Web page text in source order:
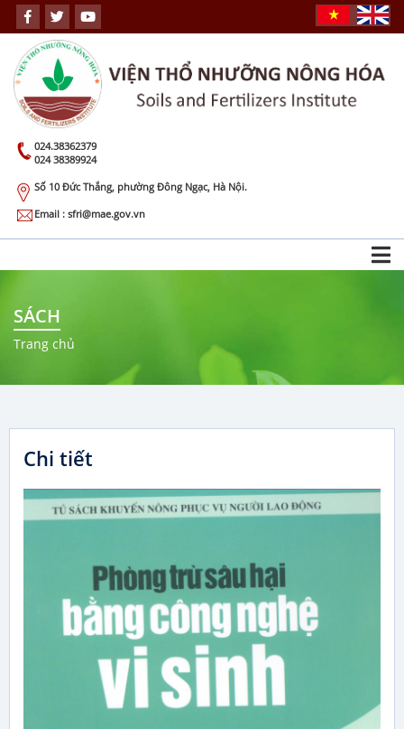
024.38362379
024 38389924
Số 10 Đức Thắng, phường Đông Ngạc, Hà Nội.
Email : sfri@mae.gov.vn
SÁCH
Trang chủ
Chi tiết